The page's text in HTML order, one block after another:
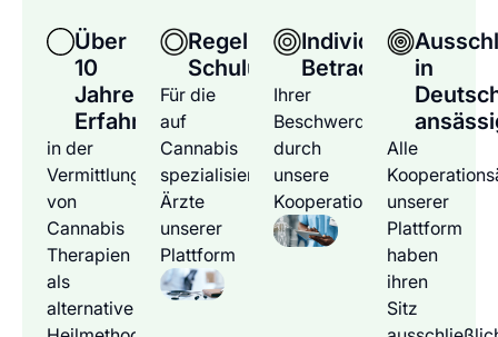
Über
10
Jahre
Erfahrung
in der
Vermittlung
von
Cannabis
Therapien
als
alternative
Regelmäßige
Schulungen
Für die
auf
Cannabis
spezialisierten
Ärzte
unserer
Plattform
Individuelle
Betrachtung
Ihrer
Beschwerden
durch
unsere
Kooperationsärzte
in
Alle
unserer
Plattform
haben
ihren
Sitz